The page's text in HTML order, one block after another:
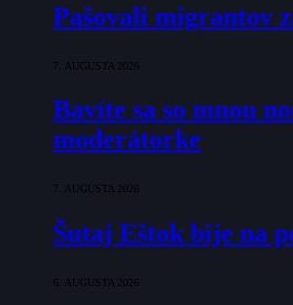
Pašovali migrantov
7. AUGUSTA 2026
Bavíte sa so mnou
moderátorke
7. AUGUSTA 2026
Šutaj Eštok bije na
6. AUGUSTA 2026